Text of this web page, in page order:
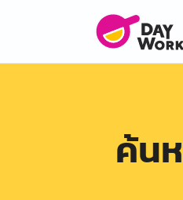
ค้น